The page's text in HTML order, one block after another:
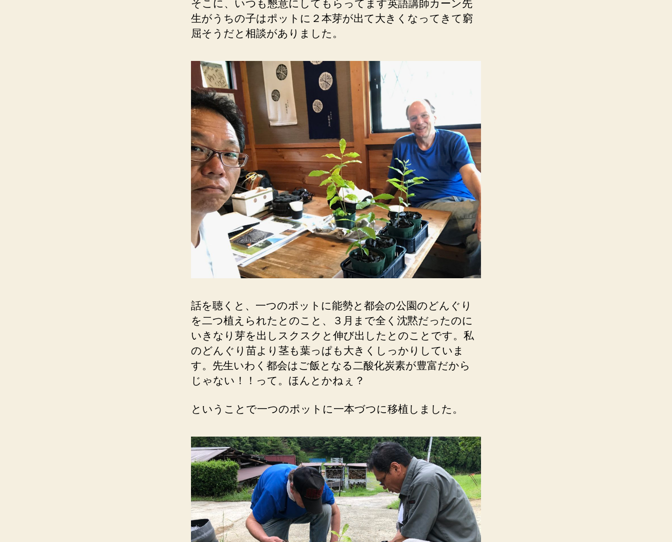
そこに、いつも懇意にしてもらってます英語講師カーン先
生がうちの子はポットに２本芽が出て大きくなってきて窮
屈そうだと相談がありました。
話を聴くと、一つのポットに能勢と都会の公園のどんぐり
を二つ植えられたとのこと、３月まで全く沈黙だったのに
いきなり芽を出しスクスクと伸び出したとのことです。私
のどんぐり苗より茎も葉っぱも大きくしっかりしていま
す。先生いわく都会はご飯となる二酸化炭素が豊富だから
じゃない！！って。ほんとかねぇ？
ということで一つのポットに一本づつに移植しました。